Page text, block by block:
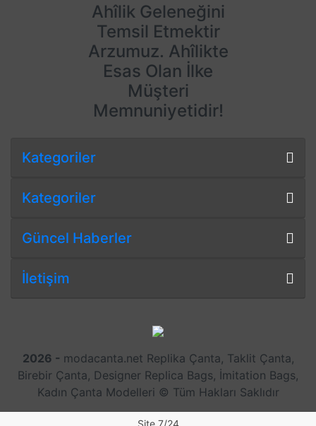
Ahîlik Geleneğini
Temsil Etmektir
Arzumuz. Ahîlikte
Esas Olan İlke
Müşteri
Memnuniyetidir!
Kategoriler
Kategoriler
Güncel Haberler
İletişim
2026 - modacanta.net Replika Çanta, Taklit Çanta,
Birebir Çanta, Designer Replica Bags, İmitation Bags,
Kadın Çanta Modelleri © Tüm Hakları Saklıdır
Site 7/24